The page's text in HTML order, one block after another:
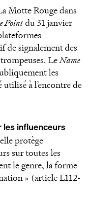
Motte Rouge dans
Pointdu 31 janvier
de signalement des
LeName
les
utilisé à l’encontre de
les influenceurs
protège
sur toutes les
le genre, la forme
» (article L112-